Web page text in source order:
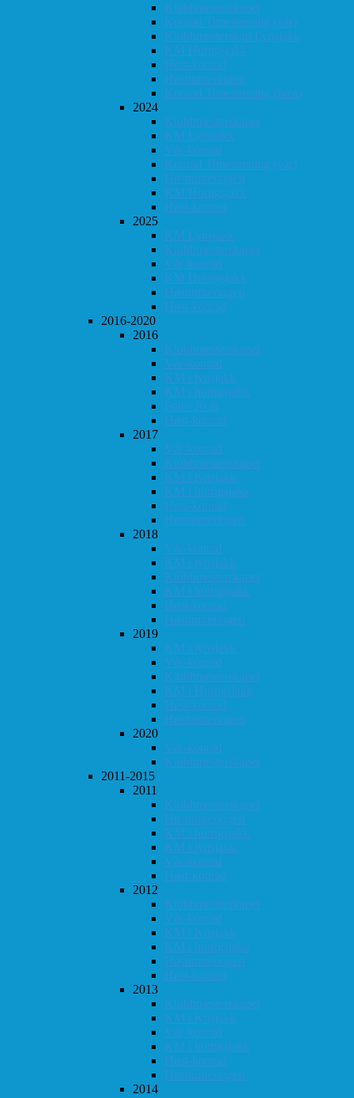
Klubbmesterskapet
Konrad Timestrening (vår)
Klubbmesterskap Lynsjakk
KM Hurtigsjakk
Høst-konrad
Høstturneringen
Konrad Timestrening (høst)
2024
Klubbmesterskapet
KM Lynsjakk
Vår-konrad
Konrad Timestrening (vår)
Høstturneringen
KM Hurtigsjakk
Høst-konrad
2025
KM Lynsjakk
Klubbmesterskapet
Vår-konrad
KM Hurtigsjakk
Høstturneringen
Høst-konrad
2016-2020
2016
Klubbmesterskapet
Vår-konrad
KM i lynsjakk
KM i hurtigsjakk
Follo 20 år
Høst-konrad
2017
Vår-konrad
Klubbmesterskapet
KM i lynsjakk
KM i hurtigsjakk
Høst-konrad
Høstturneringen
2018
Vår-konrad
KM i lynsjakk
Klubbmesterskapet
KM i hurtigsjakk
Høst-konrad
Høstturneringen
2019
KM i lynsjakk
Vår-konrad
Klubbmesterskapet
KM i Hurtigsjakk
Høst-konrad
Høstturneringen
2020
Vår-konrad
Klubbmesterskapet
2011-2015
2011
Klubbmesterskapet
Høstturneringen
KM i hurtigsjakk
KM i lynsjakk
Vår-konrad
Høst-konrad
2012
Klubbmesterskapet
Vår-konrad
KM i lynsjakk
KM i hurtigsjakk
Høstturneringen
Høst-konrad
2013
Klubbmesterskapet
KM i lynsjakk
Vår-konrad
KM i hurtigsjakk
Høst-konrad
Høstturneringen
2014